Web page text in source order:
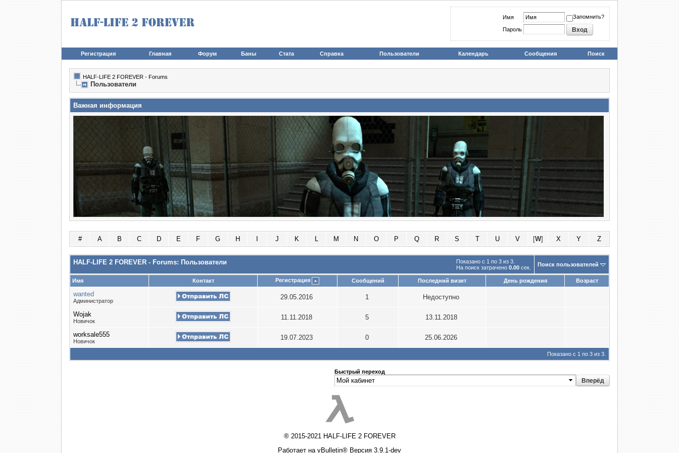
Имя Запомнить?
Пароль
Регистрация Главная Форум Баны Стата Справка Пользователи Календарь Сообщения Поиск
HALF-LIFE 2 FOREVER - Forums
Пользователи
Важная информация
# A B C D E F G H J K L M N O P Q R S T U V [W] X Y Z
Показано с 1 по 3 из 3.
На поиск затрачено 0.00 сек.
HALF-LIFE 2 FOREVER - Forums: Пользователи Поиск пользователей
Имя Контакт Регистрация Сообщений Последний визит День рождения Возраст
wanted
Администратор 29.05.2016 1 Недоступно
Wojak
Новичок 11.11.2018 5 13.11.2018
worksale555
Новичок 19.07.2023 0 25.06.2026
Показано с 1 по 3 из 3.
Быстрый переход
® 2015-2021 HALF-LIFE 2 FOREVER
Работает на vBulletin® Версия 3.9.1-dev